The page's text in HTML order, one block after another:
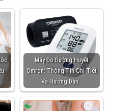
Máy Đo Đường Huyết
Omron: Thông Tin Chi Tiết
Và Hướng Dẫn…